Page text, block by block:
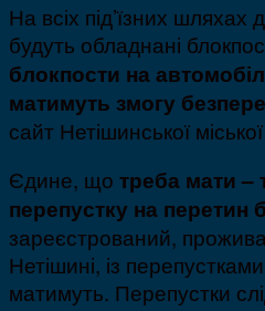
На всіх під’їзних шляхах
будуть обладнані
блокпости на
матимуть змогу
сайт Нетішинської
Єдине, що треба мати –
перепустку на перетин
зареєстрований,
Нетішині, із
матимуть. Перепустки